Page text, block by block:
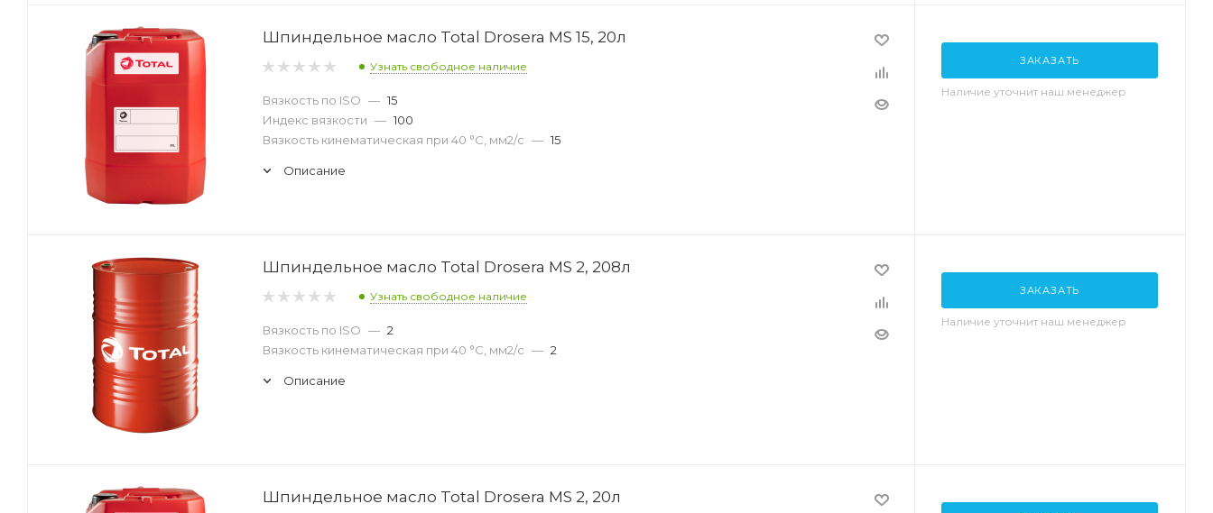
Шпиндельное масло Total Drosera MS 15, 20л
Узнать свободное наличие
Вязкость по ISO — 15
Индекс вязкости — 100
Вязкость кинематическая при 40 °С, мм2/с — 15
Описание
ЗАКАЗАТЬ
Наличие уточнит наш менеджер
Шпиндельное масло Total Drosera MS 2, 208л
Узнать свободное наличие
Вязкость по ISO — 2
Вязкость кинематическая при 40 °С, мм2/с — 2
Описание
ЗАКАЗАТЬ
Наличие уточнит наш менеджер
Шпиндельное масло Total Drosera MS 2, 20л